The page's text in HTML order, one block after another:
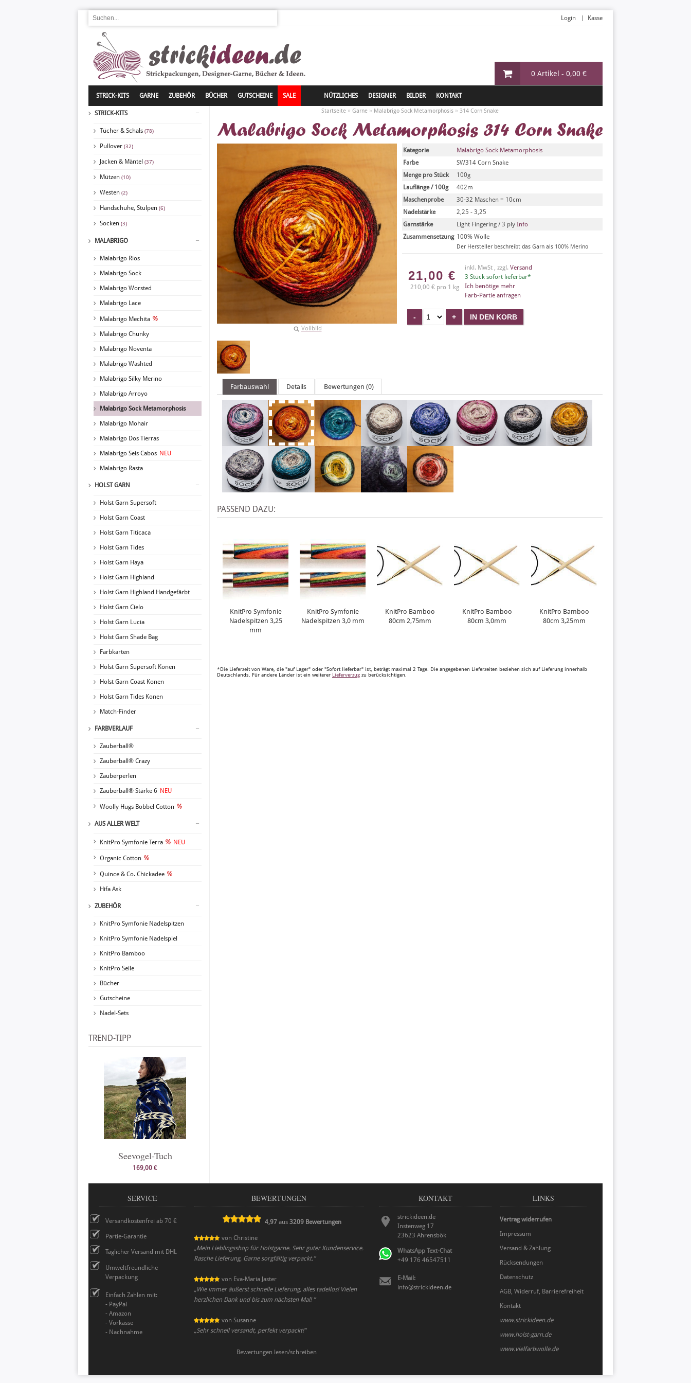
0 Artikel - 0,00 €
Login Kasse
STRICK-KITS GARNE ZUBEHÖR BÜCHER GUTSCHEINE SALE NÜTZLICHES DESIGNER BILDER KONTAKT
STRICK-KITS
Tücher & Schals (78)
Pullover (32)
Jacken & Mäntel (37)
Mützen (10)
Westen (2)
Handschuhe, Stulpen (6)
Socken (3)
MALABRIGO
Malabrigo Rios
Malabrigo Sock
Malabrigo Worsted
Malabrigo Lace
Malabrigo Mechita
Malabrigo Chunky
Malabrigo Noventa
Malabrigo Washted
Malabrigo Silky Merino
Malabrigo Arroyo
Malabrigo Sock Metamorphosis
Malabrigo Mohair
Malabrigo Dos Tierras
Malabrigo Seis Cabos NEU
Malabrigo Rasta
HOLST GARN
Holst Garn Supersoft
Holst Garn Coast
Holst Garn Titicaca
Holst Garn Tides
Holst Garn Haya
Holst Garn Highland
Holst Garn Highland Handgefärbt
Holst Garn Cielo
Holst Garn Lucia
Holst Garn Shade Bag
Farbkarten
Holst Garn Supersoft Konen
Holst Garn Coast Konen
Holst Garn Tides Konen
Match-Finder
FARBVERLAUF
Zauberball®
Zauberball® Crazy
Zauberperlen
Zauberball® Stärke 6 NEU
Woolly Hugs Bobbel Cotton
AUS ALLER WELT
KnitPro Symfonie Terra NEU
Organic Cotton
Quince & Co. Chickadee
Hifa Ask
ZUBEHÖR
KnitPro Symfonie Nadelspitzen
KnitPro Symfonie Nadelspiel
KnitPro Bamboo
KnitPro Seile
Bücher
Gutscheine
Nadel-Sets
TREND-TIPP
Seevogel-Tuch
169,00 €
Startseite» Garne» Malabrigo Sock Metamorphosis» 314 Corn Snake
Malabrigo Sock Metamorphosis 314 Corn Snake
Vollbild
Kategorie
Malabrigo Sock Metamorphosis
Farbe
SW314 Corn Snake
Menge pro Stück
100g
Lauflänge / 100g
402m
Maschenprobe
30-32 Maschen = 10cm
Nadelstärke
2,25 - 3,25
Garnstärke
Light Fingering / 3 ply Info
Zusammensetzung 100% Wolle
Der Hersteller beschreibt das Garn als 100% Merino
21,00 €
210,00 € pro 1 kg
inkl. MwSt , zzgl. Versand
3 Stück sofort lieferbar*
Ich benötige mehr
Farb-Partie anfragen
Farbauswahl Details Bewertungen (0)
PASSEND DAZU:
KnitPro Symfonie
Nadelspitzen 3,25
mm
KnitPro Symfonie
Nadelspitzen 3,0 mm
KnitPro Bamboo
80cm 2,75mm
KnitPro Bamboo
80cm 3,0mm
KnitPro Bamboo
80cm 3,25mm
*Die Lieferzeit von Ware, die "auf Lager" oder "Sofort lieferbar" ist, beträgt maximal 2 Tage. Die angegebenen Lieferzeiten beziehen sich auf Lieferung innerhalb
Deutschlands. Für andere Länder ist ein weiterer Lieferverzug zu berücksichtigen.
SERVICE
Versandkostenfrei ab 70 €
Partie-Garantie
Täglicher Versand mit DHL
Umweltfreundliche
Verpackung
Einfach Zahlen mit:
- PayPal
- Amazon
- Vorkasse
- Nachnahme
BEWERTUNGEN
4,97 aus3209 Bewertungen
von Christine
„Mein Lieblingsshop für Holstgarne. Sehr guter Kundenservice.
Rasche Lieferung, Garne sorgfältig verpackt.”
von Eva-Maria Jaster
„Wie immer äußerst schnelle Lieferung, alles tadellos! Vielen
herzlichen Dank und bis zum nächsten Mal! ”
von Susanne
„Sehr schnell versandt, perfekt verpackt!”
Bewertungen lesen/schreiben
KONTAKT
strickideen.de
Instenweg 17
23623 Ahrensbök
WhatsApp Text-Chat
+49 176 46547511
E-Mail:
info@strickideen.de
LINKS
Vertrag widerrufen
Impressum
Versand & Zahlung
Rücksendungen
Datenschutz
AGB, Widerruf, Barrierefreiheit
Kontakt
www.strickideen.de
www.holst-garn.de
www.vielfarbwolle.de